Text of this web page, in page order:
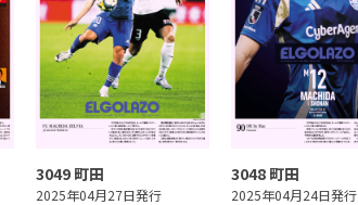
3049 町田
2025年04月27日発行
3048 町田
2025年04月24日発行